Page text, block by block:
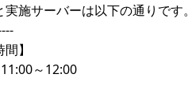
施サーバーは以下の通りです。
】
～12:00